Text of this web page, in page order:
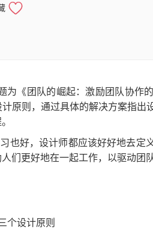
为《团队的崛起：激励团队协作
原则，通过具体的解决方案指出
也好，设计师都应该好好地去定
们更好地在一起工作，以驱动团
个设计原则